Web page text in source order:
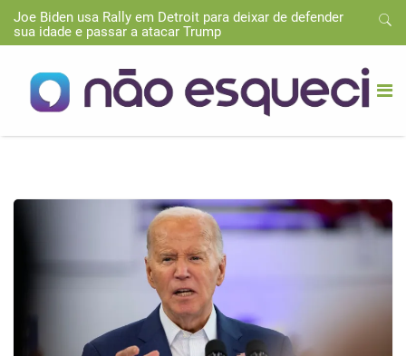
Joe Biden usa Rally em Detroit para deixar de defender
sua idade e passar a atacar Trump